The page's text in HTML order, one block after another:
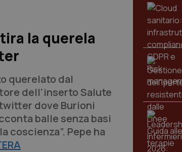
la querela
querelato dal
dell’inserto Salute
dove Burioni
balle senza basi
Pepe ha